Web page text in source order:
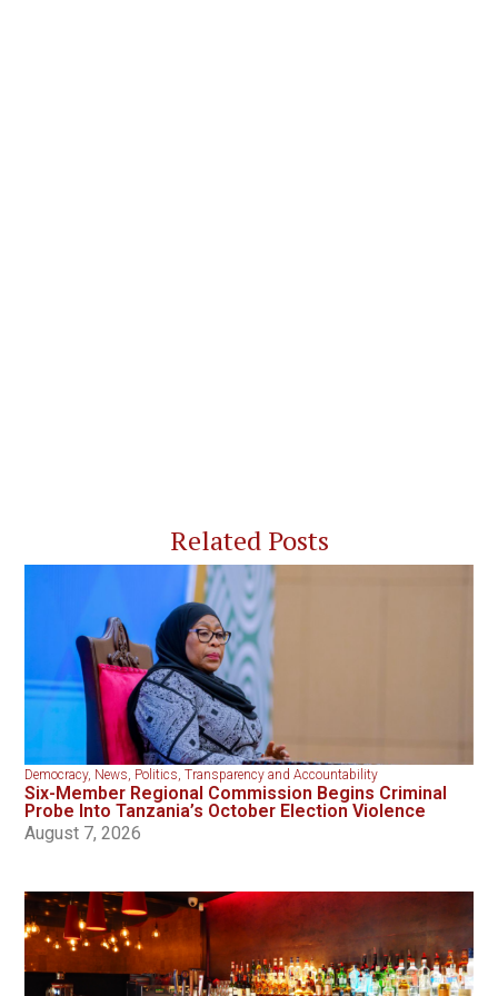
Related Posts
Democracy, News, Politics,Transparency and Accountability
Six-Member Regional Commission Begins Criminal
Probe Into Tanzania’s October Election Violence
August 7, 2026